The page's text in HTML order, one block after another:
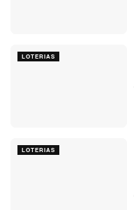
LOTERIAS
LOTERIAS